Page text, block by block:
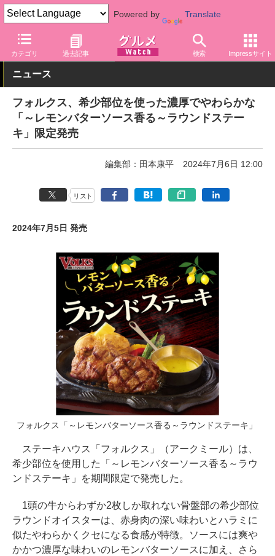
Powered by Translate
カテゴリ 過去記事 検索 Impressサイト
グルメ Watch 店舗 レストラン フォルクス
ニュース
フォルクス、希少部位を使った濃厚でやわらかな
「～レモンバターソース香る～ラウンドステー
キ」限定発売
編集部：田本康平 2024年7月6日 12:00
リスト
2024年7月5日 発売
フォルクス「～レモンバターソース香る～ラウンドステーキ」
ステーキハウス「フォルクス」（アークミール）は、
希少部位を使用した「～レモンバターソース香る～ラウ
ンドステーキ」を期間限定で発売した。
1頭の牛からわずか2枚しか取れない骨盤部の希少部位
ラウンドオイスターは、赤身肉の深い味わいとハラミに
似たやわらかくクセになる食感が特徴。ソースには爽や
かかつ濃厚な味わいのレモンバターソースに加え、さら